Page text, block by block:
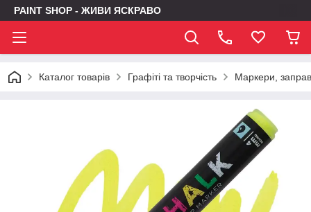
PAINT SHOP - ЖИВИ ЯСКРАВО
Каталог товарів Графіті та творчість Маркери,